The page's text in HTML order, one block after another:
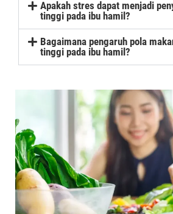
Apakah stres dapat menjadi
tinggi pada ibu hamil?
Bagaimana pengaruh pola
tinggi pada ibu hamil?